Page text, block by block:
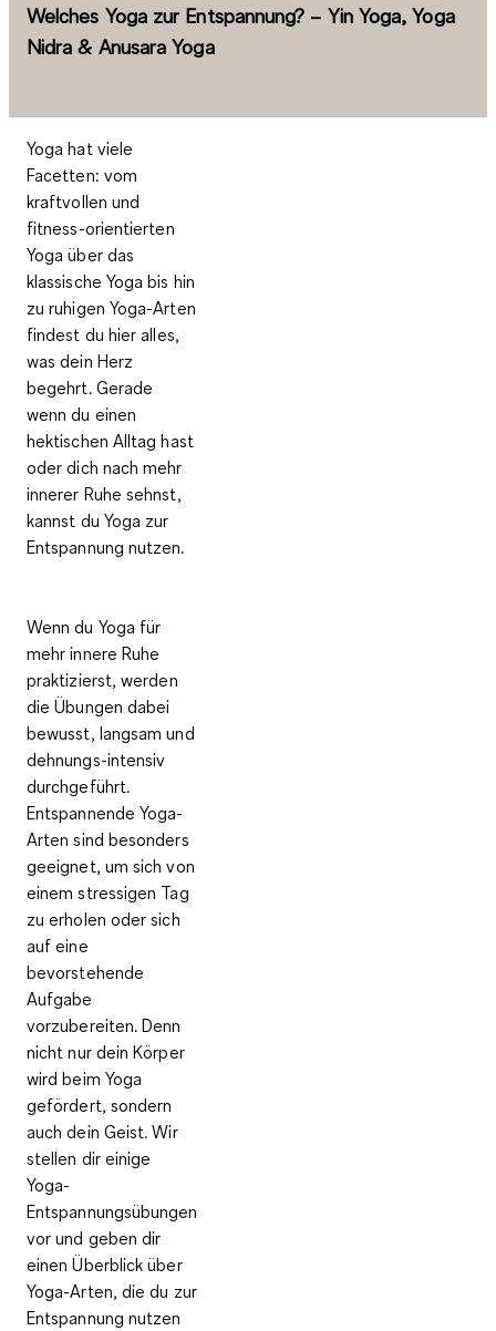
Welches Yoga zur Entspannung? – Yin Yoga, Yoga
Nidra & Anusara Yoga
Yoga hat viele
Facetten: vom
kraftvollen und
fitness-orientierten
Yoga über das
klassische Yoga bis hin
zu ruhigen Yoga-Arten
findest du hier alles,
was dein Herz
begehrt. Gerade
wenn du einen
hektischen Alltag hast
oder dich nach mehr
innerer Ruhe sehnst,
kannst du Yoga zur
Entspannung nutzen.
Wenn du Yoga für
mehr innere Ruhe
praktizierst, werden
die Übungen dabei
bewusst, langsam und
dehnungs-intensiv
durchgeführt.
Entspannende Yoga-
Arten sind besonders
geeignet, um sich von
einem stressigen Tag
zu erholen oder sich
auf eine
bevorstehende
Aufgabe
vorzubereiten. Denn
nicht nur dein Körper
wird beim Yoga
gefördert, sondern
auch dein Geist. Wir
stellen dir einige
Yoga-
Entspannungsübungen
vor und geben dir
einen Überblick über
Yoga-Arten, die du zur
Entspannung nutzen